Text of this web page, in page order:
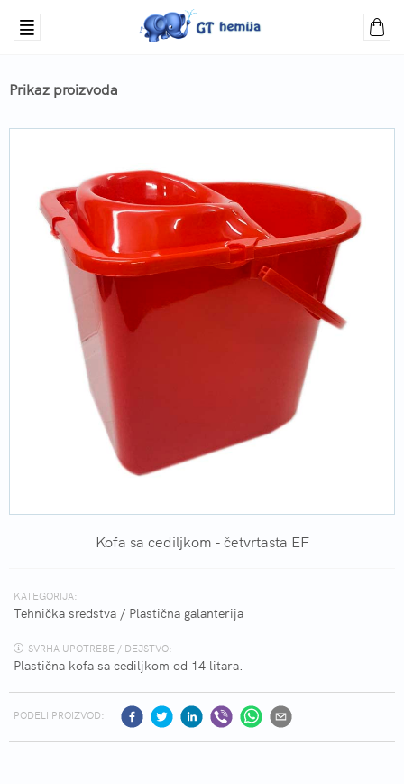
Prikaz proizvoda
Kofa sa cediljkom - četvrtasta EF
KATEGORIJA:
Tehnička sredstva / Plastična galanterija
SVRHA UPOTREBE / DEJSTVO:
Plastična kofa sa cediljkom od 14 litara.
PODELI PROIZVOD: